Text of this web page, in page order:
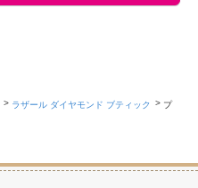
ラザール ダイヤモンド ブティック
プ